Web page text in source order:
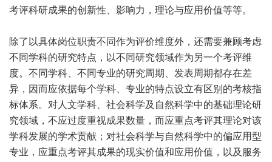
考评科研成果的创新性、影响力，理论与应用价值等等。
除了以具体岗位职责不同作为评价维度外，还需要兼顾考虑
不同学科的研究特点，以不同研究领域作为另一个考评维
度。不同学科、不同专业的研究周期、发表周期都存在差
异，因而应依据每个学科、专业的特点设立有区别的考核指
标体系。对人文学科、社会科学及自然科学中的基础理论研
究领域，不应过度重视成果数量，而应重点考评其理论对该
学科发展的学术贡献；对社会科学与自然科学中的偏应用型
专业，应重点考评其成果的现实价值和应用价值，以及服务